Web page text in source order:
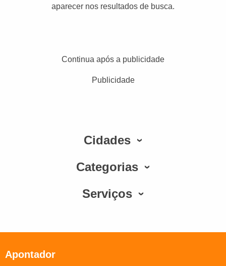
aparecer nos resultados de busca.
Continua após a publicidade
Publicidade
Cidades
Categorias
Serviços
Apontador